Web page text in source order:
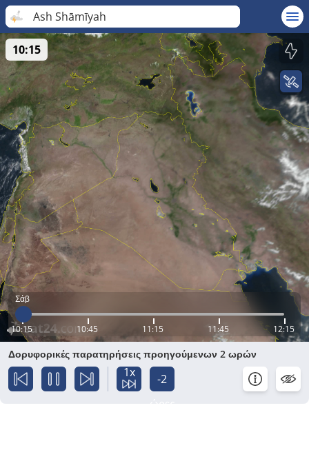
Ash Shāmīyah
Σάβ
10:15 10:45 11:15 11:45 12:15
10:15
Δορυφορικές παρατηρήσεις προηγούμενων 2 ωρών
1x
-2